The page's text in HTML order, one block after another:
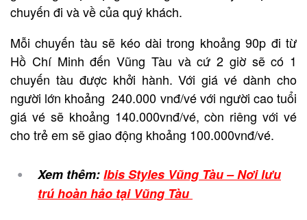
chuyến đi và về của quý khách.
Mỗi chuyến tàu sẽ kéo dài trong khoảng 90p đi từ
Hồ Chí Minh đến Vũng Tàu và cứ 2 giờ sẽ có 1
chuyến tàu được khởi hành. Với giá vé dành cho
người lớn khoảng 240.000 vnđ/vé với người cao tuổi
giá vé sẽ khoảng 140.000vnđ/vé, còn riêng với vé
cho trẻ em sẽ giao động khoảng 100.000vnđ/vé.
Xem thêm:Ibis Styles Vũng Tàu – Nơi lưu
trú hoàn hảo tại Vũng Tàu